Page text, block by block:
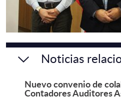
Noticias
Nuevo convenio de
Contadores Auditores